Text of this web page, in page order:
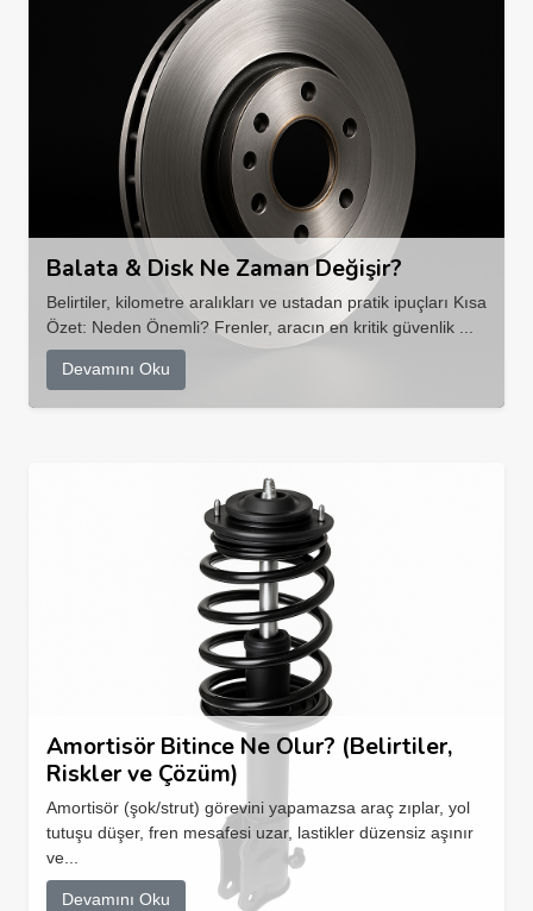
Balata & Disk Ne Zaman Değişir?
Belirtiler, kilometre aralıkları ve ustadan pratik ipuçları Kısa
Özet: Neden Önemli? Frenler, aracın en kritik güvenlik ...
Devamını Oku
Amortisör Bitince Ne Olur? (Belirtiler,
Riskler ve Çözüm)
Amortisör (şok/strut) görevini yapamazsa araç zıplar, yol
tutuşu düşer, fren mesafesi uzar, lastikler düzensiz aşınır
ve...
Devamını Oku